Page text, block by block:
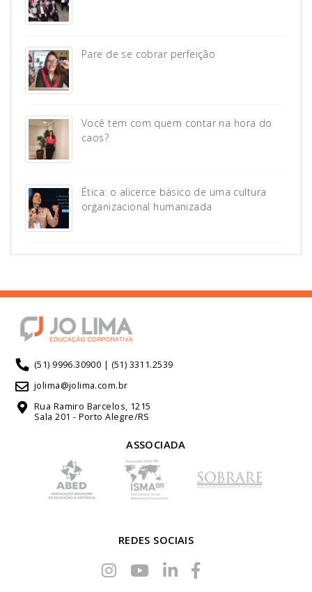
Pare de se cobrar perfeição
Você tem com quem contar na hora do
caos?
Ética: o alicerce básico de uma cultura
organizacional humanizada
(51) 9996.30900 | (51) 3311.2539
jolima@jolima.com.br
Rua Ramiro Barcelos, 1215
Sala 201 - Porto Alegre/RS
ASSOCIADA
REDES SOCIAIS